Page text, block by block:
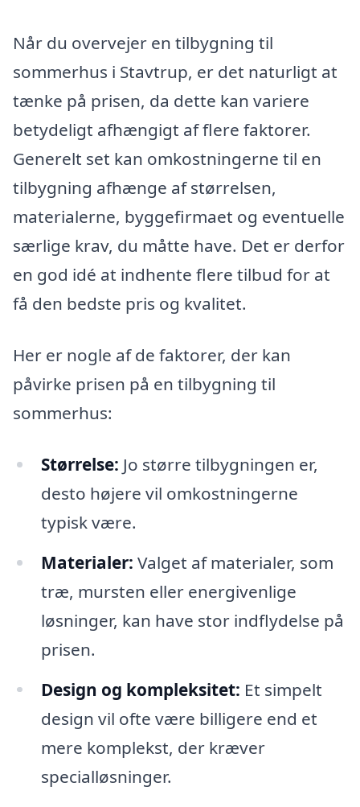
Når du overvejer en tilbygning til
sommerhus i Stavtrup, er det naturligt at
tænke på prisen, da dette kan variere
betydeligt afhængigt af flere faktorer.
Generelt set kan omkostningerne til en
tilbygning afhænge af størrelsen,
materialerne, byggefirmaet og eventuelle
særlige krav, du måtte have. Det er derfor
en god idé at indhente flere tilbud for at
få den bedste pris og kvalitet.
Her er nogle af de faktorer, der kan
påvirke prisen på en tilbygning til
sommerhus:
Størrelse: Jo større tilbygningen er,
desto højere vil omkostningerne
typisk være.
Materialer: Valget af materialer, som
træ, mursten eller energivenlige
løsninger, kan have stor indflydelse på
prisen.
Design og kompleksitet: Et simpelt
design vil ofte være billigere end et
mere komplekst, der kræver
specialløsninger.